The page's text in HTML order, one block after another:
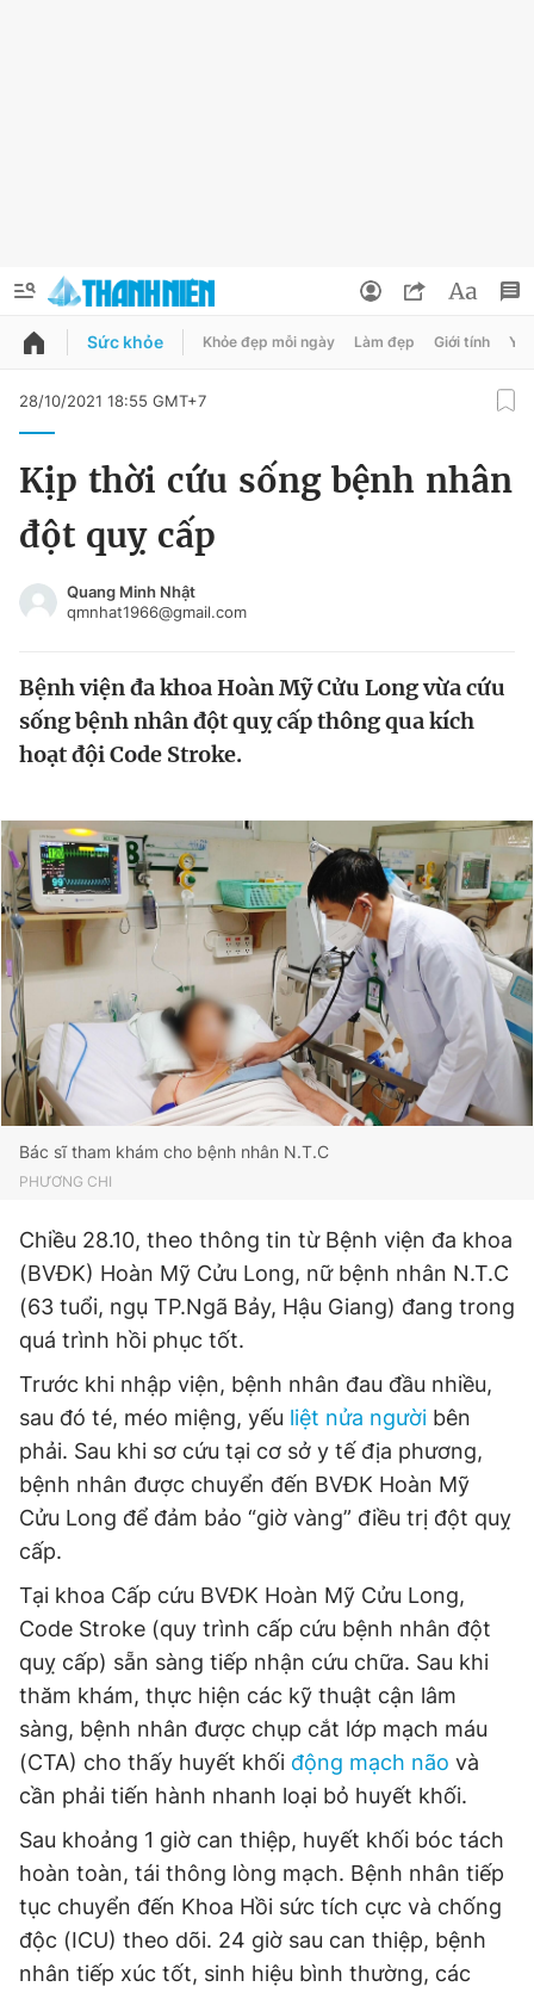
QUẢNG CÁO ĐẶT BÁO
Chuyên mục
Chào ngày mới
Tin thị trường Tin 360
Video
Sản phẩm khác
Tiện ích Bạn cần biết
Thông tin tòa soạn Liên hệ quảng cáo
Đọc Thanh Niên trên điện thoại
Theo dõi báo trên
0906 645 777 0908 780 404
Đặt báo Quảng cáo RSS Tòa soạn Chính sách bảo
Tổng biên tập: Nguyễn Ngọc Toàn
Phó tổng biên tập thường trực: Hải Thành
Phó tổng biên tập: Lâm Hiếu Dũng
Phó tổng biên tập: Trần Việt Hưng
Tổng thư ký tòa soạn: Đức Trung
Giấy phép xuất bản số 110/GP - BTTTT cấp ngày 24.3.2020
© 2003-2026 Bản quyền thuộc về Báo Thanh Niên. Cấm sao
chép dưới mọi hình thức nếu không có sự chấp thuận bằng văn
bản. Phát triển bởi ePi Technologies, JSC.
Đổi mật khẩu
Tin đã lưu
Tin đã xem
Sức khỏe Khỏe đẹp mỗi ngày Làm đẹp Giới tính Y
28/10/2021 18:55 GMT+7
Kịp thời cứu sống bệnh nhân
đột quỵ cấp
Quang Minh Nhật
qmnhat1966@gmail.com
Bệnh viện đa khoa Hoàn Mỹ Cửu Long vừa cứu
sống bệnh nhân đột quỵ cấp thông qua kích
hoạt đội Code Stroke.
Bác sĩ tham khám cho bệnh nhân N.T.C
PHƯƠNG CHI
Chiều 28.10, theo thông tin từ Bệnh viện đa khoa
(BVĐK) Hoàn Mỹ Cửu Long, nữ bệnh nhân N.T.C
(63 tuổi, ngụ TP.Ngã Bảy, Hậu Giang) đang trong
quá trình hồi phục tốt.
Trước khi nhập viện, bệnh nhân đau đầu nhiều,
sau đó té, méo miệng, yếu liệt nửa người bên
phải. Sau khi sơ cứu tại cơ sở y tế địa phương,
bệnh nhân được chuyển đến BVĐK Hoàn Mỹ
Cửu Long để đảm bảo “giờ vàng” điều trị đột quỵ
cấp.
Tại khoa Cấp cứu BVĐK Hoàn Mỹ Cửu Long,
Code Stroke (quy trình cấp cứu bệnh nhân đột
quỵ cấp) sẵn sàng tiếp nhận cứu chữa. Sau khi
thăm khám, thực hiện các kỹ thuật cận lâm
sàng, bệnh nhân được chụp cắt lớp mạch máu
(CTA) cho thấy huyết khối động mạch não và
cần phải tiến hành nhanh loại bỏ huyết khối.
Sau khoảng 1 giờ can thiệp, huyết khối bóc tách
hoàn toàn, tái thông lòng mạch. Bệnh nhân tiếp
tục chuyển đến Khoa Hồi sức tích cực và chống
độc (ICU) theo dõi. 24 giờ sau can thiệp, bệnh
nhân tiếp xúc tốt, sinh hiệu bình thường, các